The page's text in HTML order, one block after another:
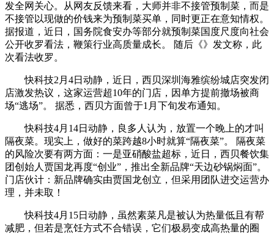
发全网关心。从网友反馈来看，大师并非不接管预制菜，而是
不接管以现做的价钱来为预制菜买单，同时更正在意知情权。
据报道，近日，国务院食安办等部分就预制菜国度尺度向社会
公开收罗看法，鞭策行业高质量成长。 随后《》发文称，此
次看法收罗。
快科技2月4日动静，近日，西贝深圳海雅缤纷城店突发闭
店激发热议，这家运营超10年的门店，因单方提前撤场被商
场“逃场”。 据悉，西贝方面曾于1月下旬发布通知。
快科技4月14日动静，良多人认为，放置一个晚上的才叫
隔夜菜。现实上，做好的菜跨越8小时就算“隔夜菜”。 隔夜菜
的风险次要有两方面：一是亚硝酸盐超标，近日，西贝餐饮集
团创始人贾国龙再度“创业”，推出全新品牌“天边砂锅焖面”。
门店伙计：新品牌确实由贾国龙创立，但采用团队进交运营办
理，并未取！
快科技4月15日动静，虽然素菜凡是被认为热量低且有帮
减肥，但若是烹饪方式不合错误，它们极易变成高热量的圈